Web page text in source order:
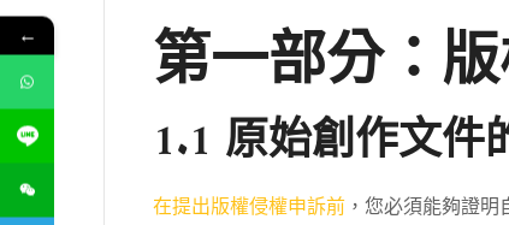
第一部分：
1.1 原始創作文件
在提出版權侵權申訴前 ，您必須能夠證
←